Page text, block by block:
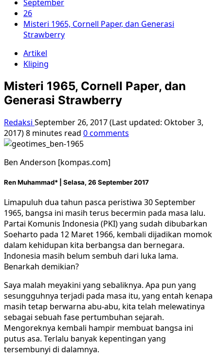
September
26
Misteri 1965, Cornell Paper, dan Generasi
Strawberry
Artikel
Kliping
Misteri 1965, Cornell Paper, dan
Generasi Strawberry
Redaksi September 26, 2017 (Last updated: Oktober 3,
2017)8 minutes read 0 comments
Ben Anderson [kompas.com]
Ren Muhammad* | Selasa, 26 September 2017
Limapuluh dua tahun pasca peristiwa 30 September
1965, bangsa ini masih terus becermin pada masa lalu.
Partai Komunis Indonesia (PKI) yang sudah dibubarkan
Soeharto pada 12 Maret 1966, kembali dijadikan momok
dalam kehidupan kita berbangsa dan bernegara.
Indonesia masih belum sembuh dari luka lama.
Benarkah demikian?
Saya malah meyakini yang sebaliknya. Apa pun yang
sesungguhnya terjadi pada masa itu, yang entah kenapa
masih tetap berwarna abu-abu, kita telah melewatinya
sebagai sebuah fase pertumbuhan sejarah.
Mengoreknya kembali hampir membuat bangsa ini
putus asa. Terlalu banyak kepentingan yang
tersembunyi di dalamnya.